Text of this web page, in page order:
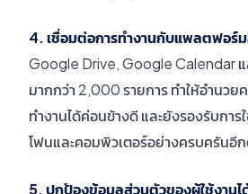
4. เชื่อมต่อการทำงานกับแพลตฟอร์
Google Drive, Google Calendar
มากกว่า 2,000 รายการ ทำให้อำนวย
ทำงานได้ค่อนข้างดี และยังรองรับกา
โฟนและคอมพิวเตอร์อย่างครบครันอี
5. ปกป้องข้อมูลส่วนตัวของผู้ใช้งาน